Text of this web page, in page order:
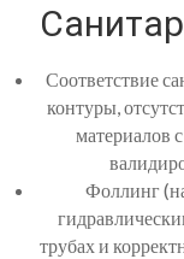
Соответствие
контуры,
Фоллинг
трубах и